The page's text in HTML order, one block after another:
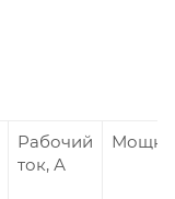
Рабочий
ток, А